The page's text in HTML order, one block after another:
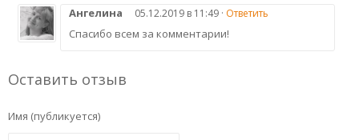
Ангелина 05.12.2019 в 11:49 · Ответить
Спасибо всем за комментарии!
Оставить отзыв
Имя (публикуется)